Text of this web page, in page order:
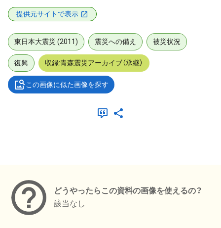
提供元サイトで表示
東日本大震災 (2011) 震災への備え 被災状況
復興 収録:青森震災アーカイブ（承継）
この画像に似た画像を探す
どうやったらこの資料の画像を使えるの？
該当なし